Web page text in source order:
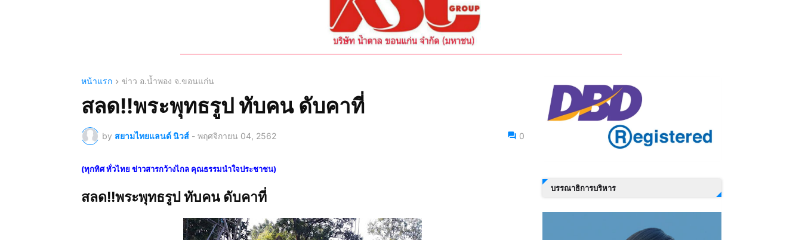
หน้าแรก ข่าว อ.น้ำพอง จ.ขอนแก่น
สลด!!พระพุทธรูป ทับคน ดับคาที่
by สยามไทยแลนด์ นิวส์ - พฤศจิกายน 04, 2562 0
(ทุกทิศ ทั่วไทย ข่าวสารกว้างไกล คุณธรรมนำใจประชาชน)
สลด!!พระพุทธรูป ทับคน ดับคาที่
บรรณาธิการบริหาร